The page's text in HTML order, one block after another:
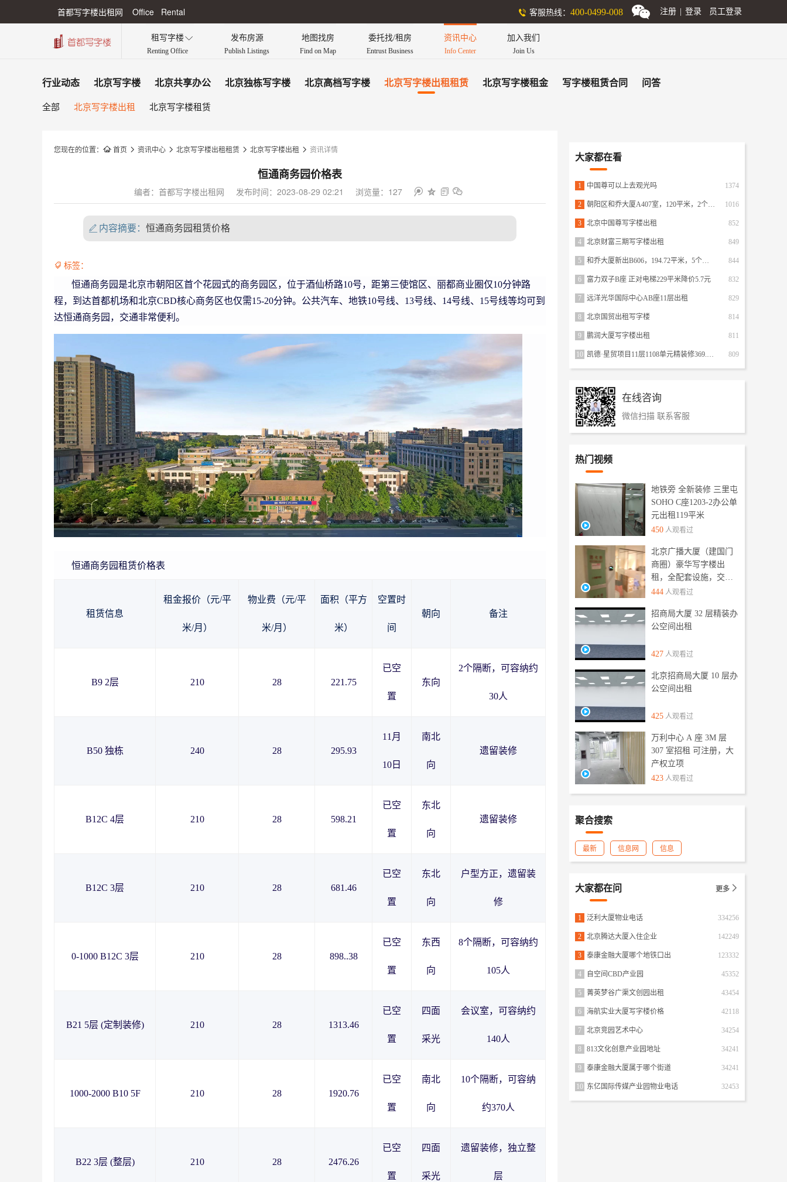
首都写字楼出租网 Office Rental 客服热线： 400-0499-008 注册 登录 员工登录
租写字楼
Renting Office
 发布房源
Publish Listings
地图找房
Find on Map
委托找/租房
Entrust Business
资讯中心
Info Center
加入我们
Join Us
行业动态 北京写字楼 北京共享办公 北京独栋写字楼 北京高档写字楼 北京写字楼出租租赁 北京写字楼租金 写字楼租赁合同 问答
全部 北京写字楼出租 北京写字楼租赁
您现在的位置：  首页  资讯中心  北京写字楼出租租赁  北京写字楼出租  资讯详情
恒通商务园价格表
编者：首都写字楼出租网 发布时间：2023-08-29 02:21 浏览量：127    
 内容摘要：恒通商务园租赁价格
 标签：
恒通商务园是北京市朝阳区首个花园式的商务园区，位于酒仙桥路10号，距第三使馆区、丽都商业圈仅10分钟路
程，到达首都机场和北京CBD核心商务区也仅需15-20分钟。公共汽车、地铁10号线、13号线、14号线、15号线等均可到
达恒通商务园，交通非常便利。
恒通商务园租赁价格表
租赁信息
租金报价（元/平
米/月）
物业费（元/平
米/月）
面积（平方
米）
空置时
间
朝向 备注
B9 2层 210 28 221.75
已空
置
东向
2个隔断，可容纳约
30人
B50 独栋 240 28 295.93
11月
10日
南北
向
遗留装修
B12C 4层 210 28 598.21
已空
置
东北
向
遗留装修
B12C 3层 210 28 681.46
已空
置
东北
向
户型方正，遗留装
修
0-1000 B12C 3层 210 28 898..38
已空
置
东西
向
8个隔断，可容纳约
105人
B21 5层 (定制装修) 210 28 1313.46
已空
置
四面
采光
会议室，可容纳约
140人
1000-2000 B10 5F 210 28 1920.76
已空
置
南北
向
10个隔断，可容纳
约370人
B22 3层 (整层) 210 28 2476.26
已空
置
四面
采光
遗留装修，独立整
层
大家都在看
1 中国尊可以上去观光吗 1374
2 朝阳区和乔大厦A407室，120平米，2个隔断，20人工区 1016
3 北京中国尊写字楼出租 852
4 北京财富三期写字楼出租 849
5 和乔大厦新出B606，194.72平米，5个隔断，可容纳20人办公 844
6 富力双子B座 正对电梯229平米降价5.7元 832
7 远洋光华国际中心AB座11层出租 829
8 北京国贸出租写字楼 814
9 鹏润大厦写字楼出租 811
10 凯德·星贸项目11层1108单元精装修369.20平方米 原博瑞大厦A座 809
在线咨询
微信扫描 联系客服
热门视频
地铁旁 全新装修 三里屯
SOHO C座1203-2办公单
元出租119平米
450 人观看过
北京广播大厦（建国门
商圈）豪华写字楼出
租，全配套设施，交通
便利
444 人观看过
招商局大厦 32 层精装办
公空间出租
427 人观看过
北京招商局大厦 10 层办
公空间出租
425 人观看过
万利中心 A 座 3M 层
307 室招租 可注册，大
产权立项
423 人观看过
聚合搜索
最新 信息网 信息
大家都在问 更多 
1 泛利大厦物业电话 334256
2 北京腾达大厦入住企业 142249
3 泰康金融大厦哪个地铁口出 123332
4 自空间CBD产业园 45352
5 菁英梦谷广渠文创园出租 43454
6 海航实业大厦写字楼价格 42118
7 北京竞园艺术中心 34254
8 813文化创意产业园地址 34241
9 泰康金融大厦属于哪个街道 34241
10 东亿国际传媒产业园物业电话 32453